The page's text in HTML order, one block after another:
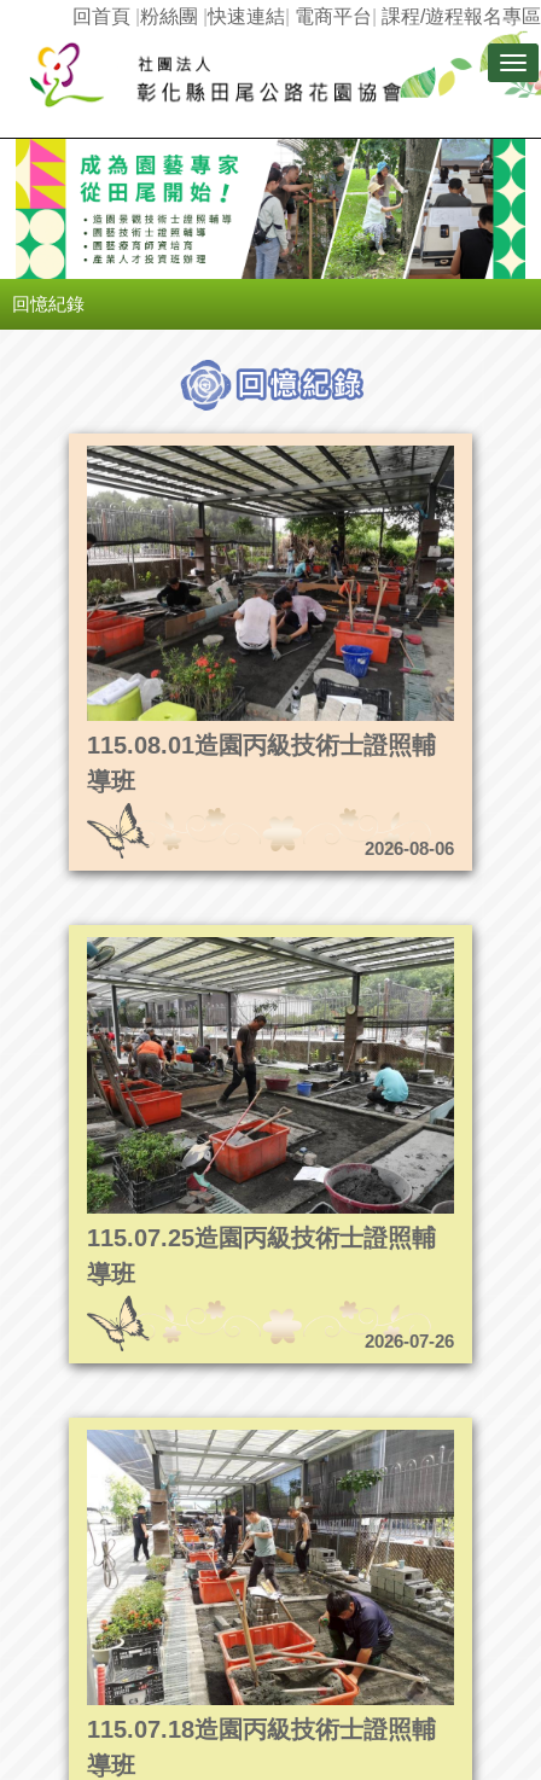
課程/遊程報名專區
電商平台
快速連結
粉絲團 |
回首頁
回憶紀錄
115.08.01造園丙級技術士證照輔
導班
2026-08-06
115.07.25造園丙級技術士證照輔
導班
2026-07-26
115.07.18造園丙級技術士證照輔
導班